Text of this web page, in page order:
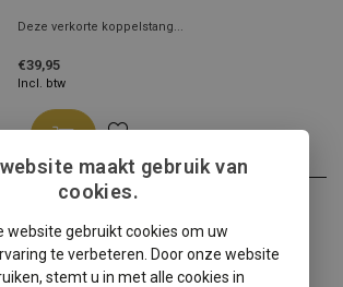
Deze verkorte koppelstang...
€39,95
Incl. btw
TA-Technix verkorte koppelstangen III (set)
Wanneer je je auto wilt v...
maakt gebruik van
cookies.
website gebruikt cookies om uw
te verbeteren. Door onze website
stemt u in met alle cookies in